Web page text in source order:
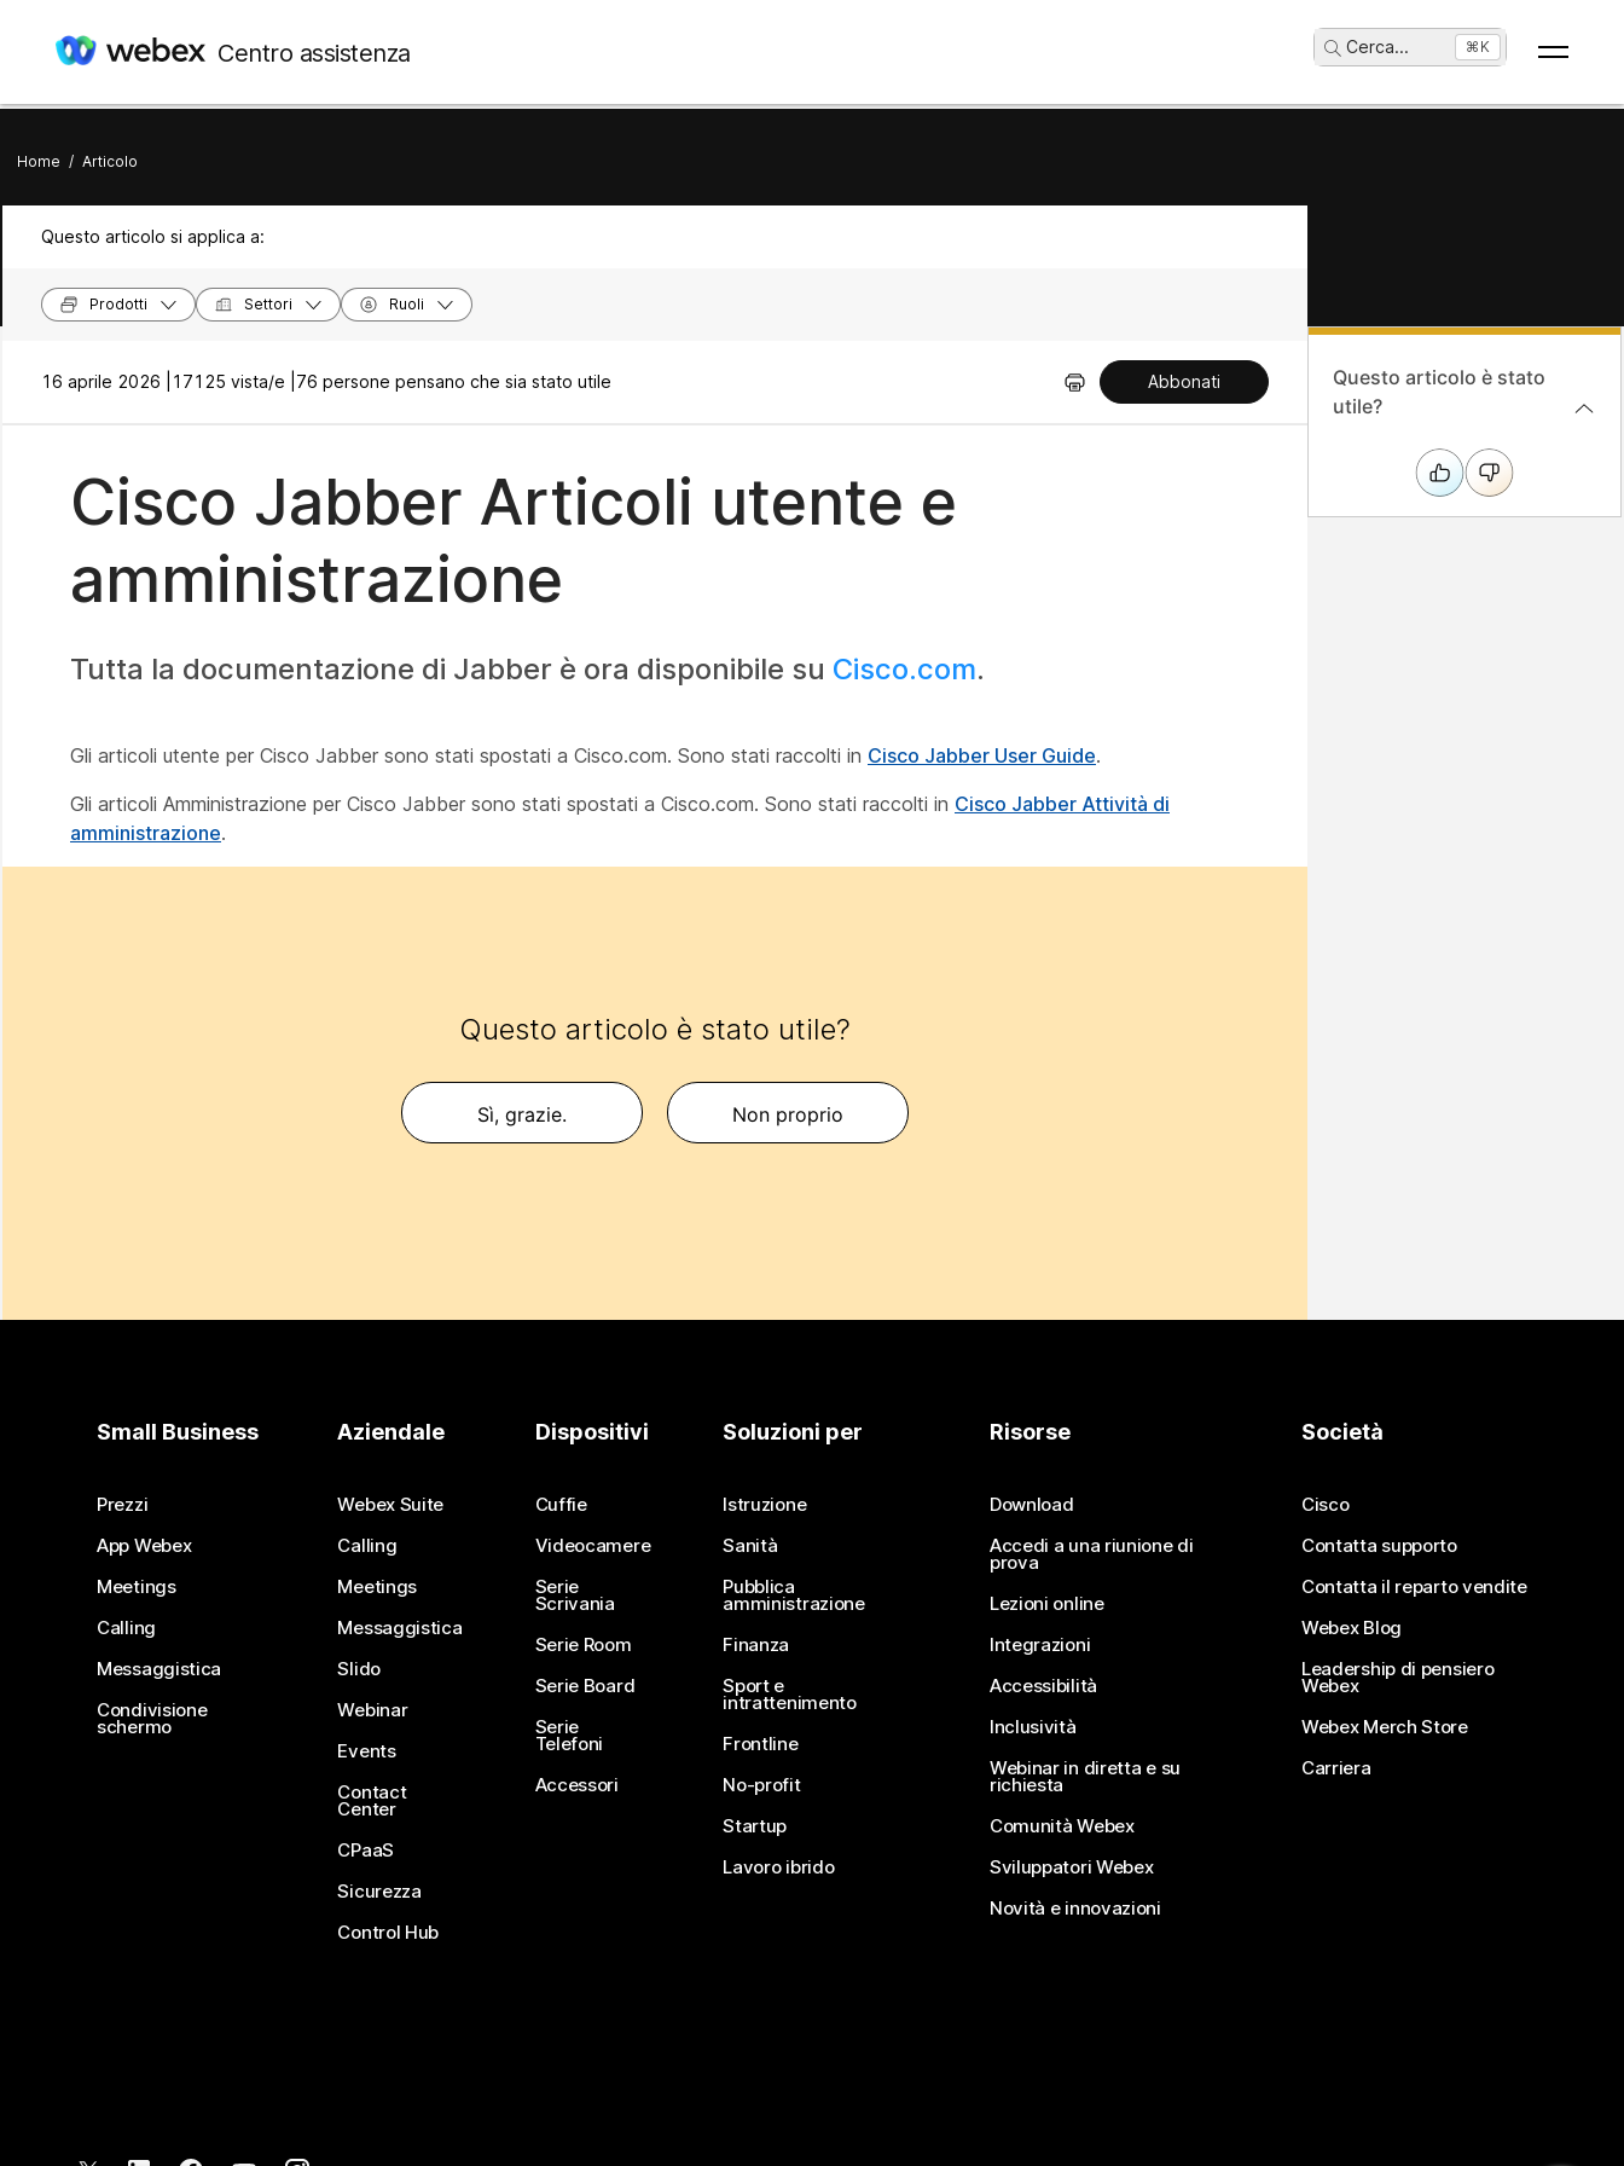
Centro assistenza Cerca... ⌘K
Home / Articolo
Questo articolo si applica a:
Prodotti Settori Ruoli
16 aprile 2026 | 17125 vista/e | 76 persone pensano che sia stato utile Abbonati
Cisco Jabber Articoli utente e
amministrazione
Tutta la documentazione di Jabber è ora disponibile su Cisco.com.
Gli articoli utente per Cisco Jabber sono stati spostati a Cisco.com. Sono stati raccolti in Cisco Jabber User Guide.
Gli articoli Amministrazione per Cisco Jabber sono stati spostati a Cisco.com. Sono stati raccolti in Cisco Jabber Attività di
amministrazione.
Questo articolo è stato utile?
Sì, grazie. Non proprio
Questo articolo è stato
utile?
Small Business
Prezzi
App Webex
Meetings
Calling
Messaggistica
Condivisione
schermo
Aziendale
Webex Suite
Calling
Meetings
Messaggistica
Slido
Webinar
Events
Contact
Center
CPaaS
Sicurezza
Control Hub
Dispositivi
Cuffie
Videocamere
Serie
Scrivania
Serie Room
Serie Board
Serie
Telefoni
Accessori
Soluzioni per
Istruzione
Sanità
Pubblica
amministrazione
Finanza
Sport e
intrattenimento
Frontline
No-profit
Startup
Lavoro ibrido
Risorse
Download
Accedi a una riunione di
prova
Lezioni online
Integrazioni
Accessibilità
Inclusività
Webinar in diretta e su
richiesta
Comunità Webex
Sviluppatori Webex
Novità e innovazioni
Società
Cisco
Contatta supporto
Contatta il reparto vendite
Webex Blog
Leadership di pensiero
Webex
Webex Merch Store
Carriera